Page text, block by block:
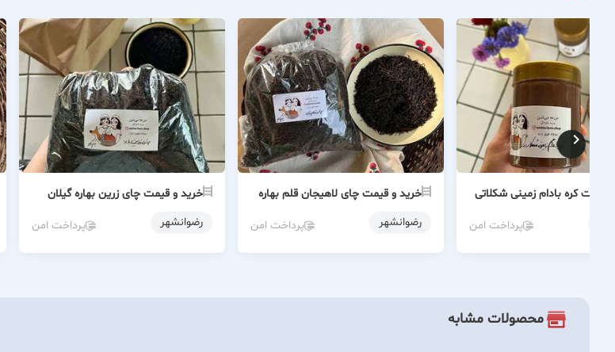
قیمت کره بادام زمینی شکلاتی
پرداخت امن
خرید و قیمت چای لاهیجان قلم بهاره
رضوانشهر
پرداخت امن
خرید و قیمت چای زرین بهاره گیلان
رضوانشهر
پرداخت امن
محصولات مشابه